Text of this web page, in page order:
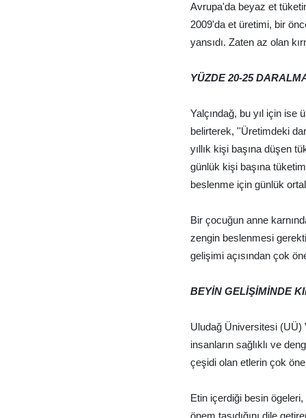
Avrupa'da beyaz et
2009'da et üretimi, bir
yansıdı. Zaten az olan
YÜZDE 20-25
Yalçındağ, bu yıl için ise
belirterek, ''Üretimdeki
yıllık kişi başına düşen
günlük kişi başına
beslenme için günlük
Bir çocuğun anne
zengin beslenmesi
gelişimi açısından çok
BEYİN GELİŞİMİNDE
Uludağ Üniversitesi (UÜ)
insanların sağlıklı ve
çeşidi olan etlerin çok
Etin içerdiği besin ögeleri,
önem taşıdığını dile